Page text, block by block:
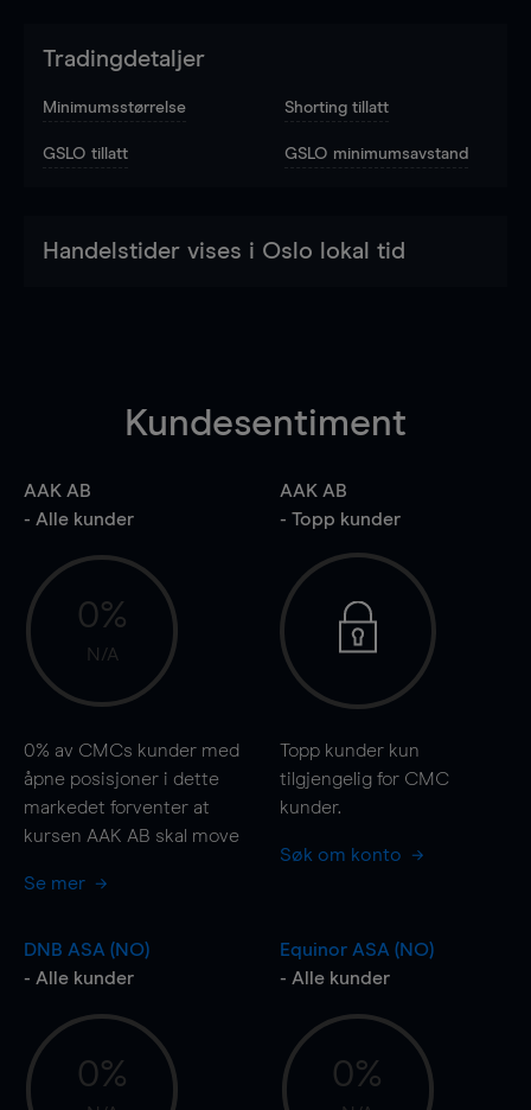
Tradingdetaljer
Minimumsstørrelse Shorting tillatt
GSLO tillatt GSLO minimumsavstand
Handelstider vises i Oslo lokal tid
Kundesentiment
AAK AB
- Alle kunder
0%
N/A
0% av CMCs kunder med
åpne posisjoner i dette
markedet forventer at
kursen AAK AB skal move
Se mer
AAK AB
- Topp kunder
Topp kunder kun
tilgjengelig for CMC
kunder.
Søk om konto
DNB ASA (NO)
- Alle kunder
0%
Equinor ASA (NO)
- Alle kunder
0%